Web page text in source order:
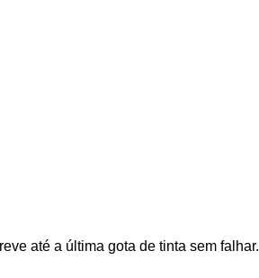
até a última gota de tinta sem falhar.